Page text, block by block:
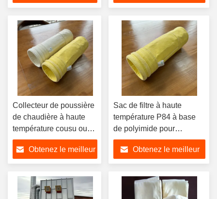
Collecteur de poussière
de chaudière à haute
température cousu ou
soudé
Obtenez le meilleur
Sac de filtre à haute
température P84 à base
de polyimide pour
l'industrie de l'incinération
des déchets
Obtenez le meilleur